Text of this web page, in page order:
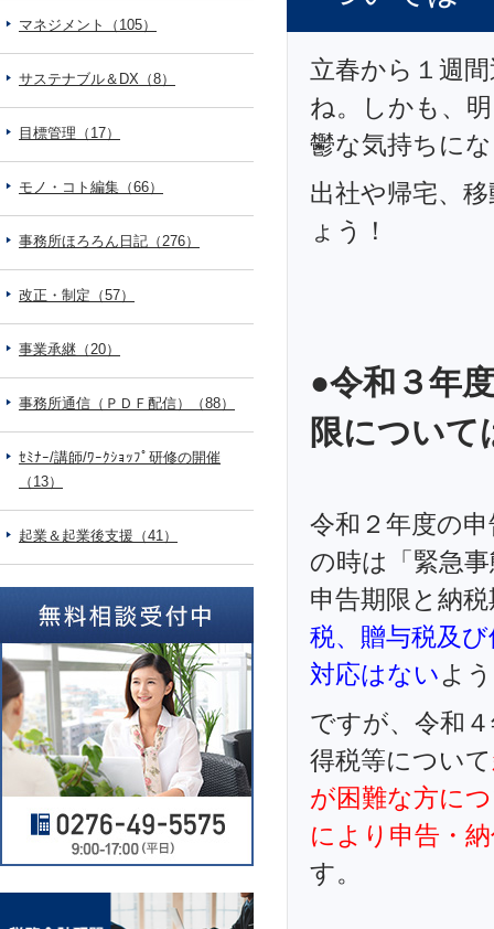
立春から１週
ね。しかも、
鬱な気持ちに
出社や帰宅、
ょう！
●令和３年
限について
令和２年度の
の時は「緊急
申告期限と納
税、贈与税及
対応はないよ
ですが、令和
得税等について
が困難な方に
により申告・
す。
マネジメント（105）
サステナブル＆DX（8）
目標管理（17）
モノ・コト編集（66）
事務所ほろろん日記（276）
改正・制定（57）
事業承継（20）
事務所通信（ＰＤＦ配信）（88）
ｾﾐﾅｰ/講師/ﾜｰｸｼｮｯﾌﾟ研修の開催
（13）
起業＆起業後支援（41）